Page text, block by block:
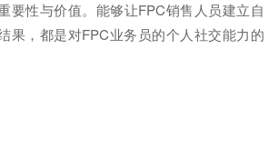
要性与价值。能够让FPC销售人员建立自
果，都是对FPC业务员的个人社交能力的